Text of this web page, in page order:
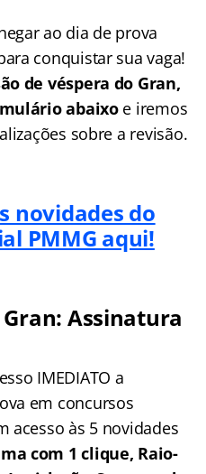
ao dia de prova
conquistar sua vaga!
de véspera do Gran,
abaixo e iremos
sobre a revisão.
novidades do
PMMG aqui!
Assinatura
IMEDIATO a
em concursos
acesso às 5 novidades
com 1 clique, Raio-